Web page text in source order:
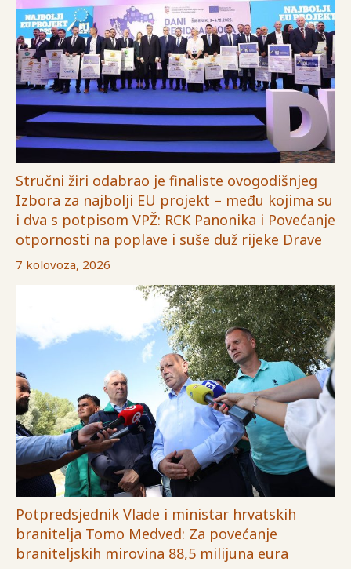
Stručni žiri odabrao je finaliste ovogodišnjeg
Izbora za najbolji EU projekt – među kojima su
i dva s potpisom VPŽ: RCK Panonika i Povećanje
otpornosti na poplave i suše duž rijeke Drave
7 kolovoza, 2026
Potpredsjednik Vlade i ministar hrvatskih
branitelja Tomo Medved: Za povećanje
braniteljskih mirovina 88,5 milijuna eura